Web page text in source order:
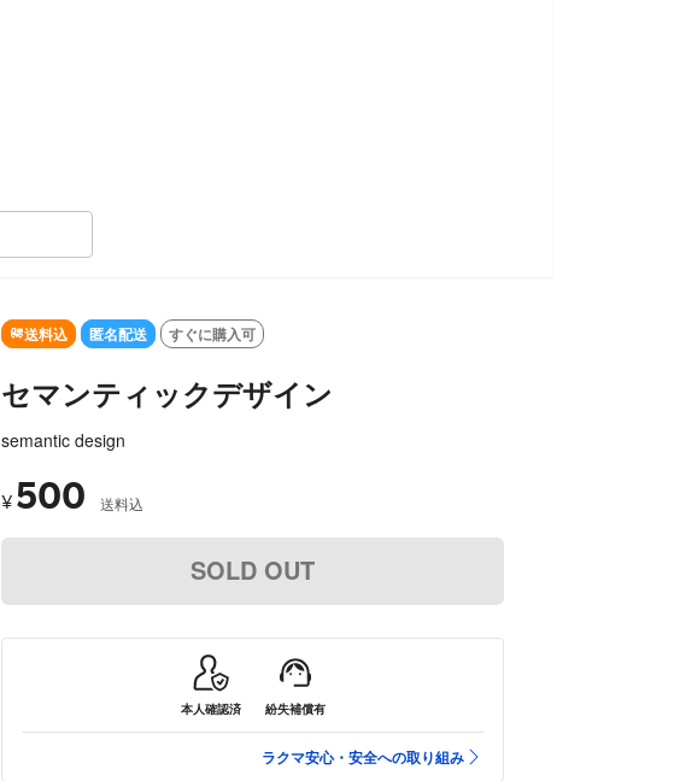
送料込 匿名配送 すぐに購入可
セマンティックデザイン
semantic design
¥ 500 送料込
SOLD OUT
本人確認済 紛失補償有
ラクマ安心・安全への取り組み